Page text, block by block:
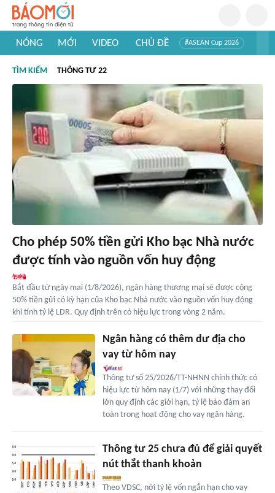
NÓNG MỚI VIDEO CHỦ ĐỀ #ASEAN Cup 2026
#Khám phá thế giới
TÌM KIẾM THÔNG TƯ 22
Cho phép 50% tiền gửi Kho bạc Nhà nước
được tính vào nguồn vốn huy động
Bắt đầu từ ngày mai (1/8/2026), ngân hàng thương mại sẽ được cộng
50% tiền gửi có kỳ hạn của Kho bạc Nhà nước vào nguồn vốn huy động
khi tính tỷ lệ LDR. Quy định trên có hiệu lực trong vòng 2 năm.
Ngân hàng có thêm dư địa cho
vay từ hôm nay
Thông tư số 25/2026/TT-NHNN chính thức có
hiệu lực từ hôm nay (1/7) với những thay đổi
lớn quy định các giới hạn, tỷ lệ bảo đảm an
toàn trong hoạt động cho vay ngân hàng.
Thông tư 25 chưa đủ để giải quyết
nút thắt thanh khoản
Theo VDSC, nới tỷ lệ vốn ngắn hạn cho vay